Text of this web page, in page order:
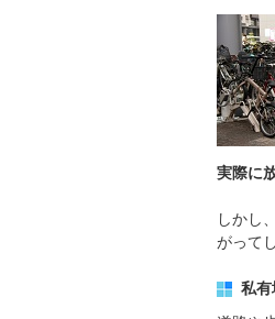
実際に
しかし
がって
私有